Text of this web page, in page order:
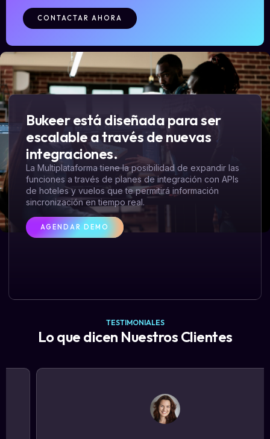
CONTACTAR AHORA
Bukeer está diseñada para ser
escalable a través de nuevas
integraciones.
La Multiplataforma tiene la posibilidad de expandir las
funciones a través de planes de integración con APIs
de hoteles y vuelos que te permitirá información
sincronización en tiempo real.
AGENDAR DEMO
TESTIMONIALES
Lo que dicen Nuestros Clientes